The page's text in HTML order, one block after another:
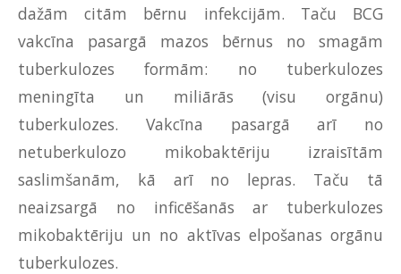
dažām citām bērnu infekcijām. Taču BCG
vakcīna pasargā mazos bērnus no smagām
tuberkulozes formām: no tuberkulozes
meningīta un miliārās (visu orgānu)
tuberkulozes. Vakcīna pasargā arī no
netuberkulozo mikobaktēriju izraisītām
saslimšanām, kā arī no lepras. Taču tā
neaizsargā no inficēšanās ar tuberkulozes
mikobaktēriju un no aktīvas elpošanas orgānu
tuberkulozes.